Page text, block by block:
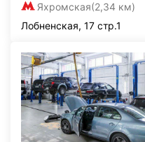
Яхромская(2,34 км)
Лобненская, 17 стр.1